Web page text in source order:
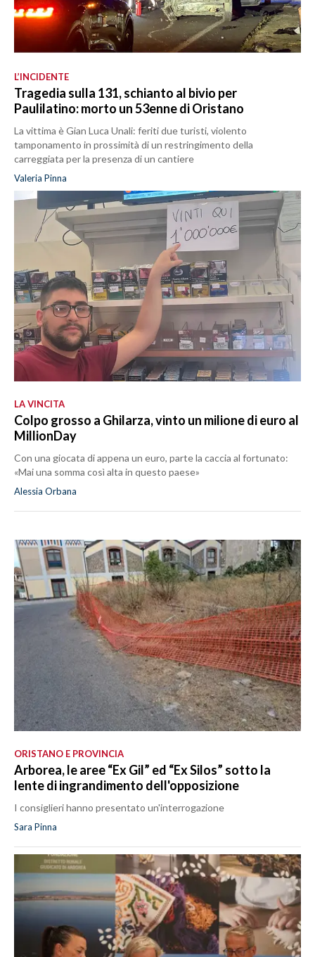
L’INCIDENTE
Tragedia sulla 131, schianto al bivio per
Paulilatino: morto un 53enne di Oristano
La vittima è Gian Luca Unali: feriti due turisti, violento
tamponamento in prossimità di un restringimento della
carreggiata per la presenza di un cantiere
Valeria Pinna
LA VINCITA
Colpo grosso a Ghilarza, vinto un milione di euro al
MillionDay
Con una giocata di appena un euro, parte la caccia al fortunato:
«Mai una somma così alta in questo paese»
Alessia Orbana
ORISTANO E PROVINCIA
Arborea, le aree “Ex Gil” ed “Ex Silos” sotto la
lente di ingrandimento dell'opposizione
I consiglieri hanno presentato un'interrogazione
Sara Pinna